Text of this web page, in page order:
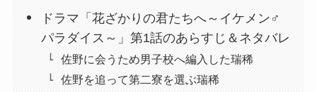
ドラマ「花ざかりの君たちへ～イケメン♂
パラダイス～」第1話のあらすじ＆ネタバレ
佐野に会うため男子校へ編入した瑞稀
佐野を追って第二寮を選ぶ瑞稀